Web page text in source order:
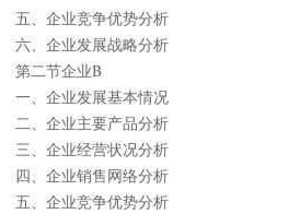
五、企业竞争优势分析
六、企业发展战略分析
第二节企业B
一、企业发展基本情况
二、企业主要产品分析
三、企业经营状况分析
四、企业销售网络分析
五、企业竞争优势分析